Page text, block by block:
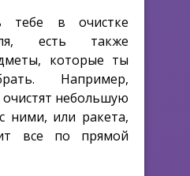
тебе в очистке
есть также
которые ты
Например,
небольшую
ними, или ракета,
все по прямой